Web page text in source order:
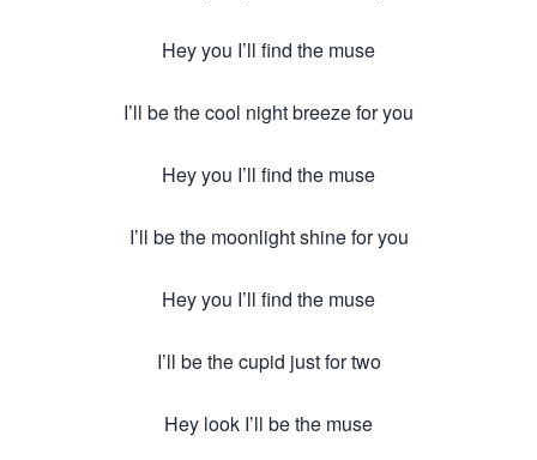
Hey you I’ll find the muse
I’ll be the cool night breeze for you
Hey you I’ll find the muse
I’ll be the moonlight shine for you
Hey you I’ll find the muse
I’ll be the cupid just for two
Hey look I’ll be the muse